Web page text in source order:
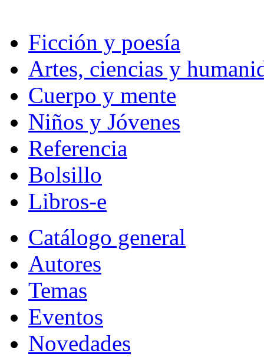
Ficción y poesía
Artes, ciencias y
Cuerpo y mente
Niños y Jóvenes
Referencia
Bolsillo
Libros-e
Catálogo general
Autores
Temas
Eventos
Novedades